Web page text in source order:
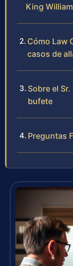
King
Cómo Law
casos de
Sobre el
bufete
Preguntas